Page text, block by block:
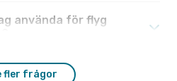
använda för flyg
fler frågor